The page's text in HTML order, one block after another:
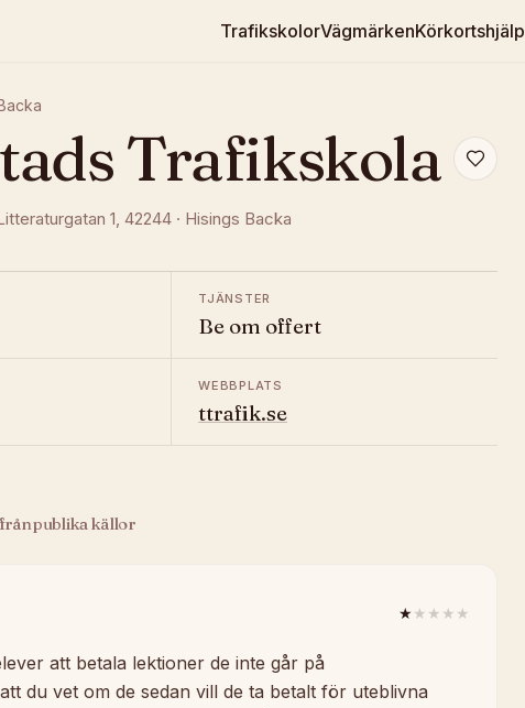
TrafikskolorVägmärkenKörkortshjälp
Trafikskola
1, 42244 · Hisings Backa
TJÄNSTER
Be om offert
WEBBPLATS
ttrafik.se
från publika källor
★★★★★
att betala lektioner de inte går på
du vet om de sedan vill de ta betalt för uteblivna